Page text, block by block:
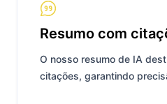
Resumo com
O nosso resumo de IA
citações, garantindo